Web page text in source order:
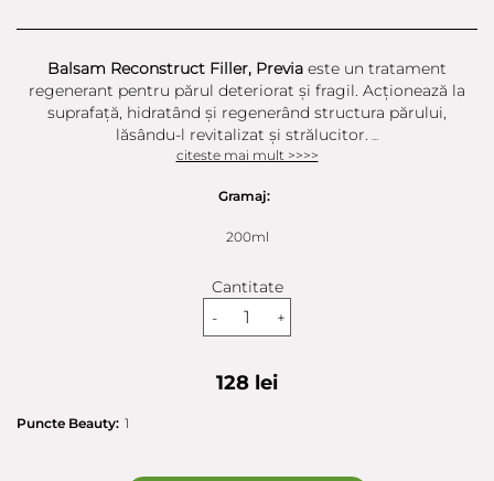
Balsam Reconstruct Filler, Previa este un tratament
regenerant pentru părul deteriorat și fragil. Acționează la
suprafață, hidratând și regenerând structura părului,
lăsându-l revitalizat și strălucitor. ...
citeste mai mult >>>>
Gramaj:
200ml
Cantitate
-
+
128 lei
Puncte Beauty: 1